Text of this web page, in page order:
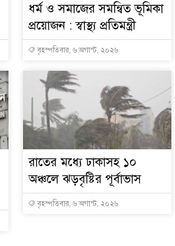
ধর্ম ও সমাজের সমন্বিত ভূমিকা
প্রয়োজন : স্বাস্থ্য প্রতিমন্ত্রী
বৃহস্পতিবার, ৬ অগাস্ট, ২০২৬
রাতের মধ্যে ঢাকাসহ ১০
অঞ্চলে ঝড়বৃষ্টির পূর্বাভাস
বৃহস্পতিবার, ৬ অগাস্ট, ২০২৬